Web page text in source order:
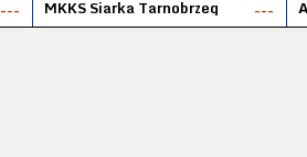
---
MKKS Siarka Tarnobrzeg
---